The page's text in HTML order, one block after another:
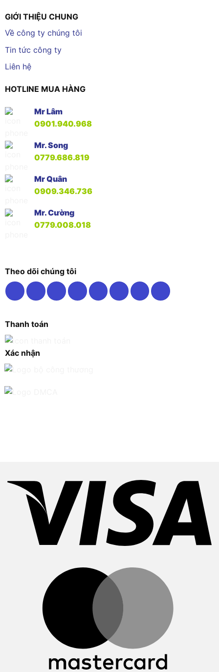
GIỚI THIỆU CHUNG
Về công ty chúng tôi
Tin tức công ty
Liên hệ
HOTLINE MUA HÀNG
Mr Lâm
0901.940.968
Mr. Song
0779.686.819
Mr Quân
0909.346.736
Mr. Cường
0779.008.018
Theo dõi chúng tôi
Thanh toán
Xác nhận